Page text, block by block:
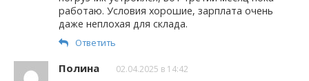
работаю. Условия хорошие, зарплата очень
даже неплохая для склада.
Ответить
Полина 02.04.2025 в 14:42